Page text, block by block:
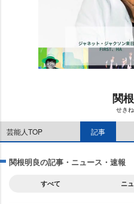
関
せき
芸能人TOP 記事
関根明良の記事・ニュース・速報
すべて ニ